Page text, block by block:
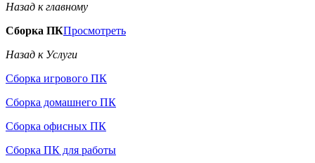
Назад к главному
Сборка ПКПросмотреть
Назад к Услуги
Сборка игрового ПК
Сборка домашнего ПК
Сборка офисных ПК
Сборка ПК для работы